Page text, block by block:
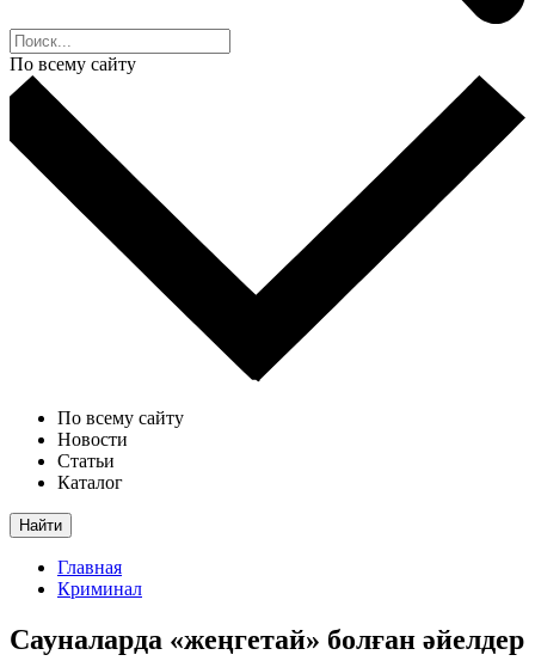
По всему сайту
По всему сайту
Новости
Статьи
Каталог
Найти
Главная
Криминал
Сауналарда «жеңгетай» болған әйелдер